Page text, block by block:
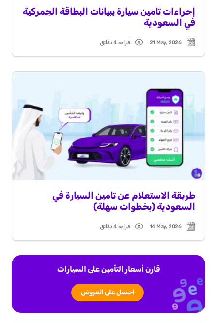
إجراءات تامين سيارة ببيانات البطاقة الجمركية
في السعودية
Post
date
21 May, 2026
Read
time
قراءة 4 دقائق
طريقة الاستعلام عن تامين السيارة في
السعودية (بخطوات سهلة)
Post
date
14 May, 2026
Read
time
قراءة 4 دقائق
قارن أسعار التأمين على السيارات
احصل على العروض